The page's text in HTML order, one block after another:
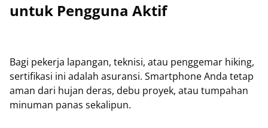
untuk Pengguna Aktif
Bagi pekerja lapangan, teknisi, atau penggemar hiking,
sertifikasi ini adalah asuransi. Smartphone Anda tetap
aman dari hujan deras, debu proyek, atau tumpahan
minuman panas sekalipun.